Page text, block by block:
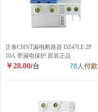
正泰CHNT漏电断路器 DZ47LE 2P
10A 带漏电保护 原装正品
￥28.00/台 78 人付款